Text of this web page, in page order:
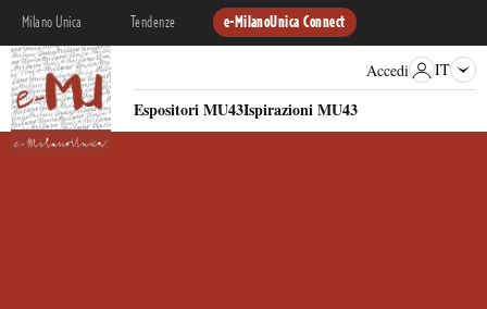
Milano Unica Tendenze e-MilanoUnica Connect
Espositori MU43Ispirazioni MU43
Accedi IT